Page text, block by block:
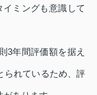
ミングも意識して
3年間評価額を据え
られているため、評